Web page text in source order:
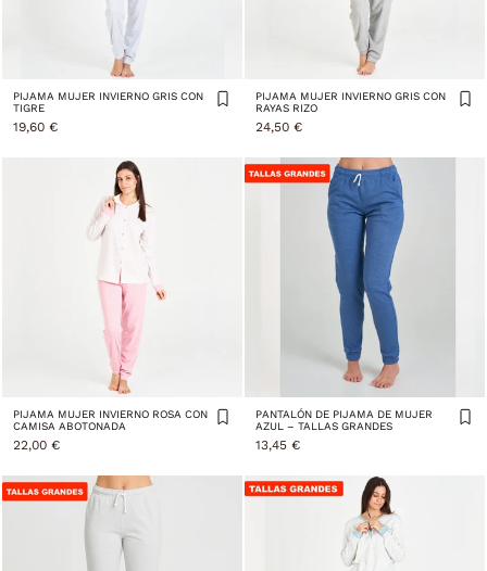
PIJAMA MUJER INVIERNO GRIS CON
TIGRE
19,60 €
PIJAMA MUJER INVIERNO GRIS CON
RAYAS RIZO
24,50 €
PIJAMA MUJER INVIERNO ROSA CON
CAMISA ABOTONADA
22,00 €
PANTALÓN DE PIJAMA DE MUJER
AZUL – TALLAS GRANDES
13,45 €